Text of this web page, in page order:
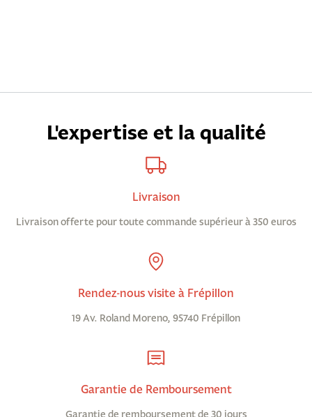
L'expertise et la qualité
Livraison
Livraison offerte pour toute commande supérieur à 350 euros
Rendez-nous visite à Frépillon
19 Av. Roland Moreno, 95740 Frépillon
Garantie de Remboursement
Garantie de remboursement de 30 jours